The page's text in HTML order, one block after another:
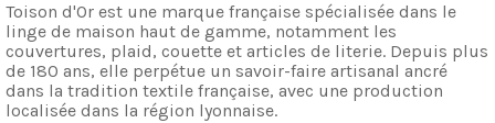
Toison d'Or est une marque française spécialisée dans le
linge de maison haut de gamme, notamment les
couvertures, plaid, couette et articles de literie. Depuis plus
de 180 ans, elle perpétue un savoir-faire artisanal ancré
dans la tradition textile française, avec une production
localisée dans la région lyonnaise.